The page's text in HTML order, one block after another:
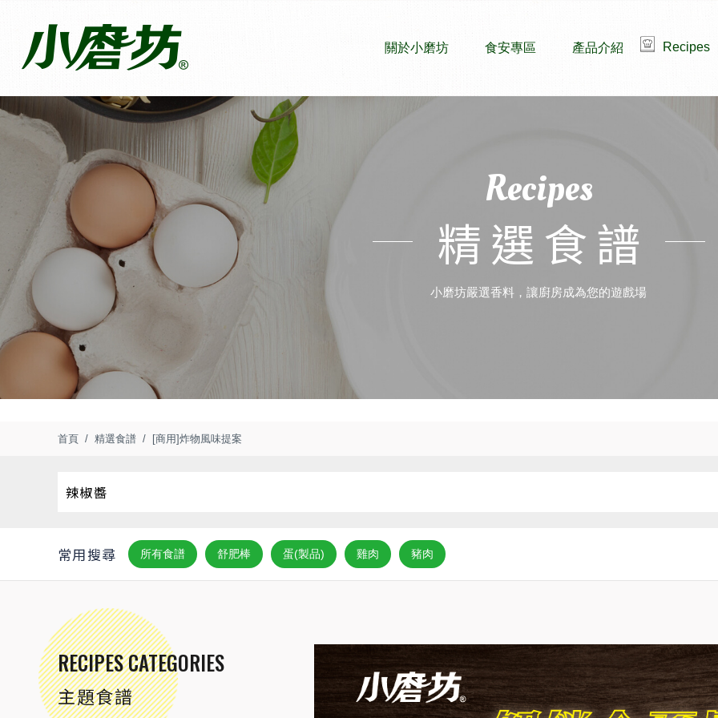
關於小磨坊 食安專區 產品介紹 Recipes
Recipes
精選食譜
小磨坊嚴選香料，讓廚房成為您的遊戲場
首頁 精選食譜 [商用]炸物風味提案
常用搜尋 所有食譜 舒肥棒 蛋(製品) 雞肉 豬肉
RECIPES CATEGORIES
主題食譜